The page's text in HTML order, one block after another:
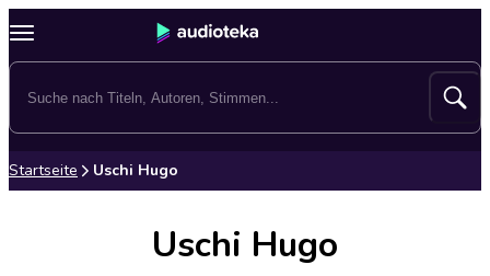
Startseite Uschi Hugo
Uschi Hugo